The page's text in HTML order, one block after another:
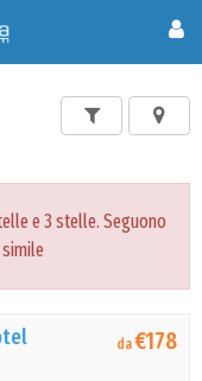
e 3 stelle. Seguono
da€178